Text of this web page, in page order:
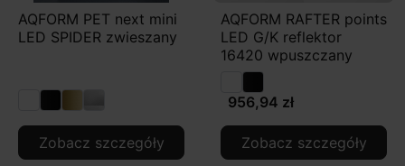
AQFORM PET next mini
LED SPIDER zwieszany
Zobacz szczegóły
AQFORM RAFTER points
LED G/K reflektor
16420 wpuszczany
956,94 zł
Zobacz szczegóły